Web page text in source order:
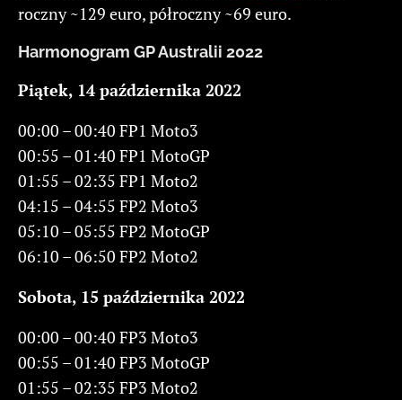
roczny ~129 euro, półroczny ~69 euro.
Harmonogram GP Australii 2022
Piątek, 14 października 2022
00:00 – 00:40 FP1 Moto3
00:55 – 01:40 FP1 MotoGP
01:55 – 02:35 FP1 Moto2
04:15 – 04:55 FP2 Moto3
05:10 – 05:55 FP2 MotoGP
06:10 – 06:50 FP2 Moto2
Sobota, 15 października 2022
00:00 – 00:40 FP3 Moto3
00:55 – 01:40 FP3 MotoGP
01:55 – 02:35 FP3 Moto2